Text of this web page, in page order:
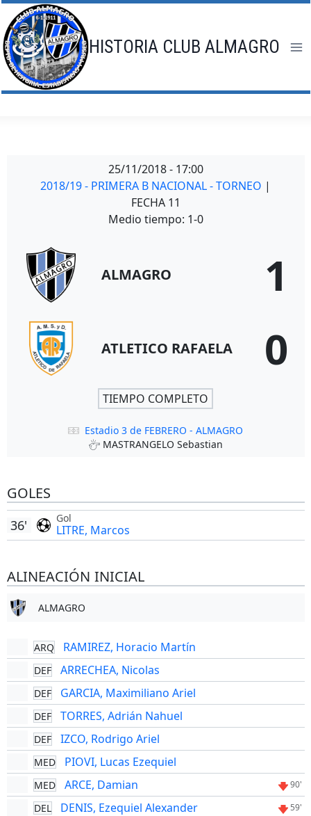
Saltar
al
contenido
HISTORIA CLUB ALMAGRO
25/11/2018 - 17:00
2018/19 - PRIMERA B NACIONAL - TORNEO |
FECHA 11
Medio tiempo: 1-0
ALMAGRO 1
ATLETICO RAFAELA 0
TIEMPO COMPLETO
Estadio 3 de FEBRERO - ALMAGRO
MASTRANGELO Sebastian
GOLES
Gol
LITRE, Marcos
36'
ALINEACIÓN INICIAL
ALMAGRO
ARQ RAMIREZ, Horacio Martín
DEF ARRECHEA, Nicolas
DEF GARCIA, Maximiliano Ariel
DEF TORRES, Adrián Nahuel
DEF IZCO, Rodrigo Ariel
MED PIOVI, Lucas Ezequiel
MED ARCE, Damian 90'
DEL DENIS, Ezequiel Alexander 59'